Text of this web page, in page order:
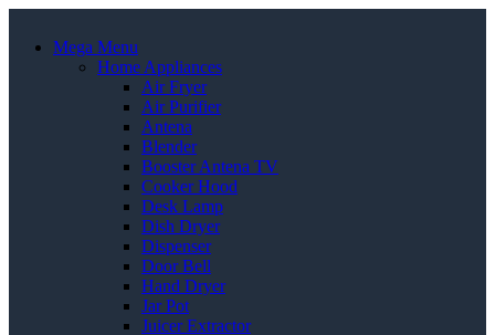
Mega Menu
Home Appliances
Air Fryer
Air Purifier
Antena
Blender
Booster Antena TV
Cooker Hood
Desk Lamp
Dish Dryer
Dispenser
Door Bell
Hand Dryer
Jar Pot
Juicer Extractor